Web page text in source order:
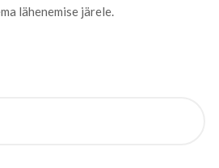
lähenemise järele.